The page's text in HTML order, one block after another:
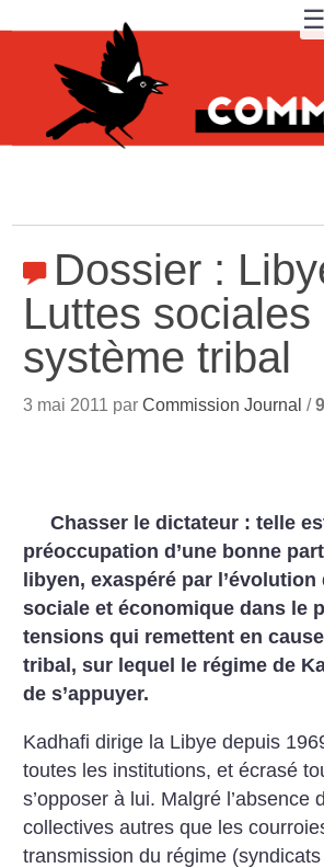
Dossier :
Luttes sociales
système tribal
3 mai 2011 parCommission Journal /
Chasser le dictateur : telle
préoccupation d’une bonne
libyen, exaspéré par
sociale et économique dans le
tensions qui remettent en
tribal, sur lequel le régime de
de s’appuyer.
Kadhafi dirige la Libye depuis
toutes les institutions, et écrasé
s’opposer à lui. Malgré l’absence
collectives autres que les
transmission du régime (syndicats